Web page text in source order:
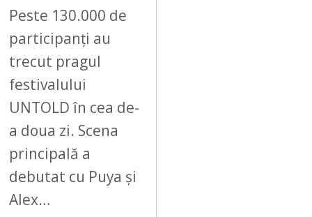
Peste 130.000 de
participanți au
trecut pragul
festivalului
UNTOLD în cea de-
a doua zi. Scena
principală a
debutat cu Puya și
Alex…